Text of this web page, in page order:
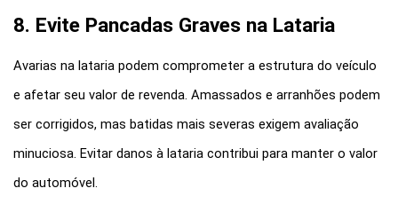
8. Evite Pancadas Graves na Lataria
Avarias na lataria podem comprometer a estrutura do veículo
e afetar seu valor de revenda. Amassados e arranhões podem
ser corrigidos, mas batidas mais severas exigem avaliação
minuciosa. Evitar danos à lataria contribui para manter o valor
do automóvel.